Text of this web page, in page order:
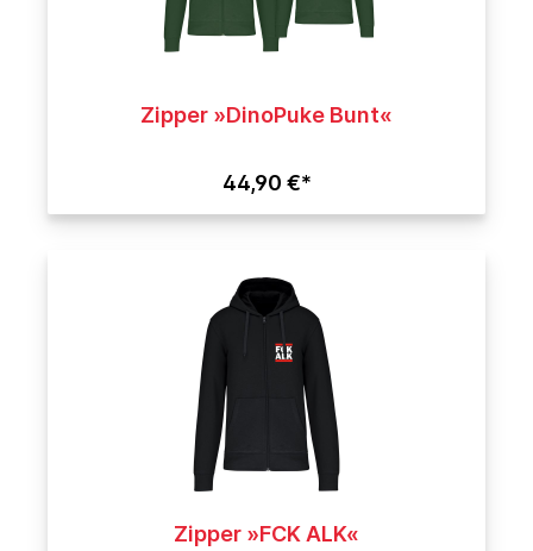
Zipper »DinoPuke Bunt«
44,90 €*
Zipper »FCK ALK«